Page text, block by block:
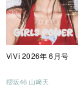
ViVi 2026年 6月号
櫻坂46 山﨑天